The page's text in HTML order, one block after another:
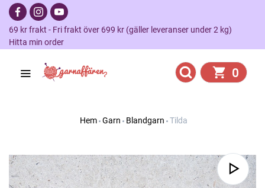
69 kr frakt - Fri frakt över 699 kr (gäller leveranser under 2 kg)
Hitta min order
0
Hem Garn Blandgarn Tilda